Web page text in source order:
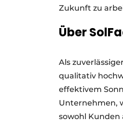
Zukunft zu
Über
Als
qualitativ
effektivem
Unternehmen,
sowohl